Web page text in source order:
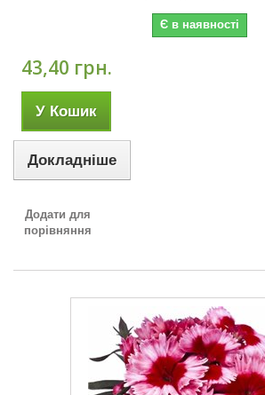
Є в наявності
43,40 грн.
У Кошик
Докладніше
Додати для
порівняння